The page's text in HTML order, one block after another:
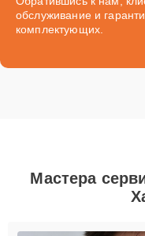
обслуживание и
комплектующих.
Мастера